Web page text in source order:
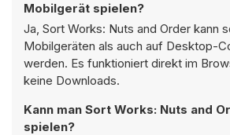
Mobilgerät spielen?
Ja, Sort Works: Nuts and Order kann
Mobilgeräten als auch auf Desktop-
werden. Es funktioniert direkt im
keine Downloads.
Kann man Sort Works: Nuts and
spielen?